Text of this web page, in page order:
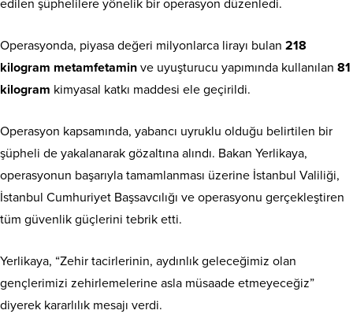
edilen şüphelilere yönelik bir operasyon düzenledi.
Operasyonda, piyasa değeri milyonlarca lirayı bulan 218
kilogram metamfetamin ve uyuşturucu yapımında kullanılan 81
kilogram kimyasal katkı maddesi ele geçirildi.
Operasyon kapsamında, yabancı uyruklu olduğu belirtilen bir
şüpheli de yakalanarak gözaltına alındı. Bakan Yerlikaya,
operasyonun başarıyla tamamlanması üzerine İstanbul Valiliği,
İstanbul Cumhuriyet Başsavcılığı ve operasyonu gerçekleştiren
tüm güvenlik güçlerini tebrik etti.
Yerlikaya, “Zehir tacirlerinin, aydınlık geleceğimiz olan
gençlerimizi zehirlemelerine asla müsaade etmeyeceğiz”
diyerek kararlılık mesajı verdi.